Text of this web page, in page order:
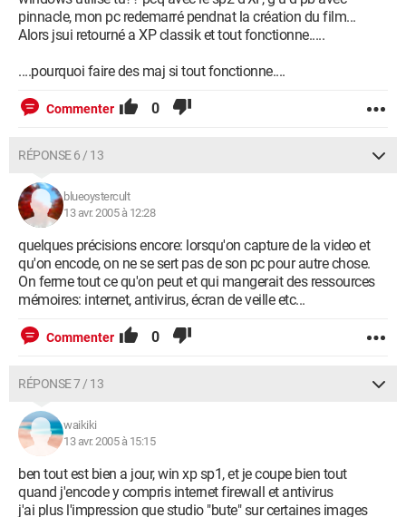
pinnacle, mon pc redemarré pendnat la création du film...
Alors jsui retourné a XP classik et tout fonctionne.....
....pourquoi faire des maj si tout fonctionne....
Commenter 0
RÉPONSE 6 / 13
blueoystercult
13 avr. 2005 à 12:28
quelques précisions encore: lorsqu'on capture de la video et
qu'on encode, on ne se sert pas de son pc pour autre chose.
On ferme tout ce qu'on peut et qui mangerait des ressources
mémoires: internet, antivirus, écran de veille etc...
Commenter 0
RÉPONSE 7 / 13
waikiki
13 avr. 2005 à 15:15
ben tout est bien a jour, win xp sp1, et je coupe bien tout
quand j'encode y compris internet firewall et antivirus
j'ai plus l'impression que studio "bute" sur certaines images